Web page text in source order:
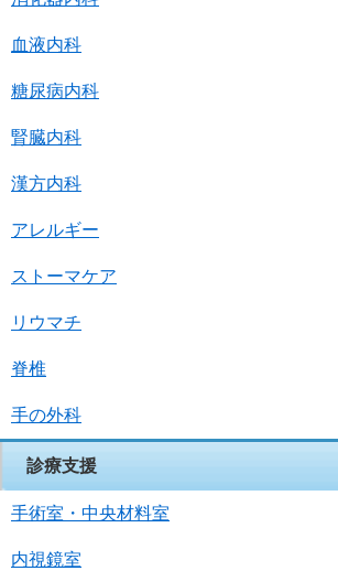
血液内科
糖尿病内科
腎臓内科
漢方内科
アレルギー
ストーマケア
リウマチ
脊椎
手の外科
診療支援
手術室・中央材料室
内視鏡室